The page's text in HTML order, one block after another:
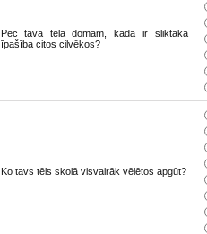
Pēc tava tēla domām, kāda ir sliktākā
īpašība citos cilvēkos?
Ko tavs tēls skolā visvairāk vēlētos apgūt?